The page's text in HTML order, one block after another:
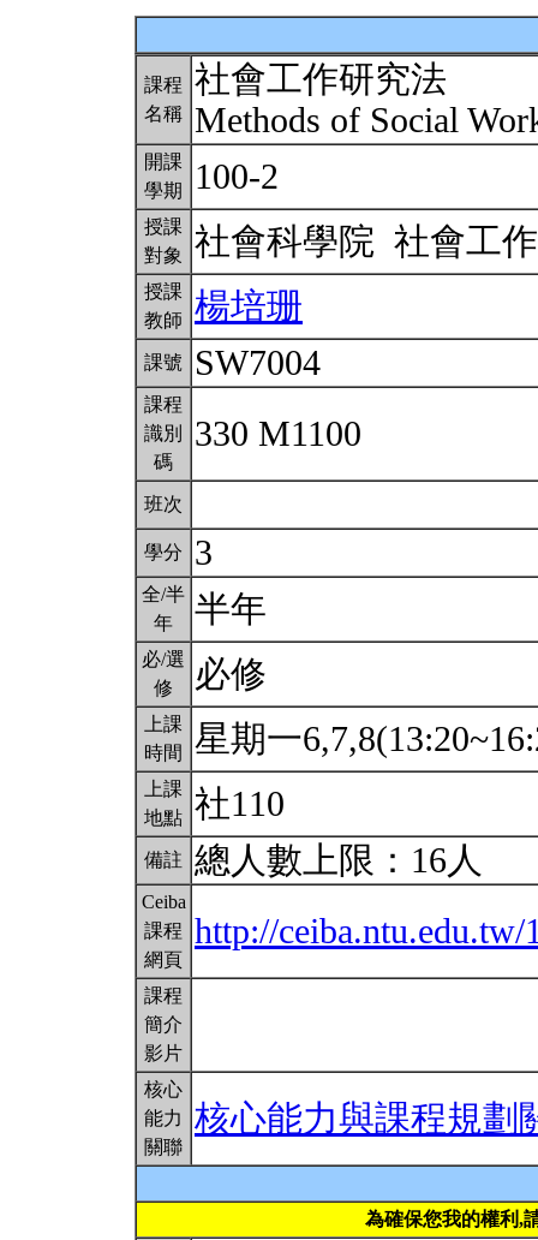
課程
名稱
社會工作研究法
Methods of Social
開課
學期
100-2
授課
對象
社會科學院 社會工
授課
教師
楊培珊
課號 SW7004
課程
識別
碼
330 M1100
班次
學分 3
全/半
年
半年
必/選
修
必修
上課
時間
星期一
上課
地點 社110
備註 總人數上限：16人
Ceiba
課程
網頁
http://
課程
簡介
影片
核心
能力
關聯
核心能力與課程規劃
為確保您我的權利,